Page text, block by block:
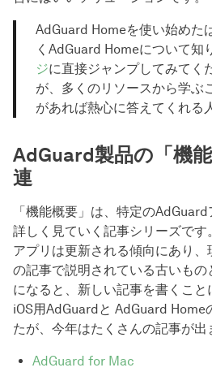
AdGuard Homeを使い始めた
くAdGuard Homeについて知
ジに直接ジャンプしてみてく
が、多くのリソースから学ぶ
があれば熱心に答えてくれる
AdGuard製品の「機
連
「機能概要」は、特定の
詳しく見ていく記事シリーズです。
アプリは更新される傾向にあり
の記事で説明されている古いも
になると、新しい記事を書くこ
iOS用AdGuardと AdGuard Home
たが、今年はたくさんの記事が出
AdGuard for Mac